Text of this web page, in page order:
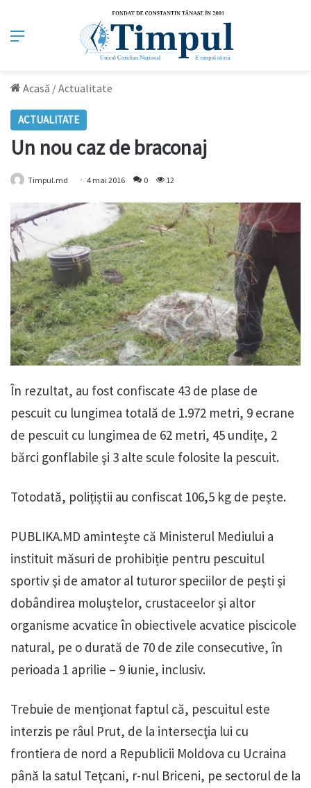
Meniu
Acasă /Actualitate
ACTUALITATE
Un nou caz de braconaj
Timpul.md 4 mai 2016 0 12
În rezultat, au fost confiscate 43 de plase de
pescuit cu lungimea totală de 1.972 metri, 9 ecrane
de pescuit cu lungimea de 62 metri, 45 undiţe, 2
bărci gonflabile şi 3 alte scule folosite la pescuit.
Totodată, polițiștii au confiscat 106,5 kg de peşte.
PUBLIKA.MD aminteşte că Ministerul Mediului a
instituit măsuri de prohibiție pentru pescuitul
sportiv şi de amator al tuturor speciilor de peşti şi
dobândirea moluştelor, crustaceelor şi altor
organisme acvatice în obiectivele acvatice piscicole
natural, pe o durată de 70 de zile consecutive, în
perioada 1 aprilie – 9 iunie, inclusiv.
Trebuie de menţionat faptul că, pescuitul este
interzis pe râul Prut, de la intersecţia lui cu
frontiera de nord a Republicii Moldova cu Ucraina
până la satul Teţcani, r-nul Briceni, pe sectorul de la